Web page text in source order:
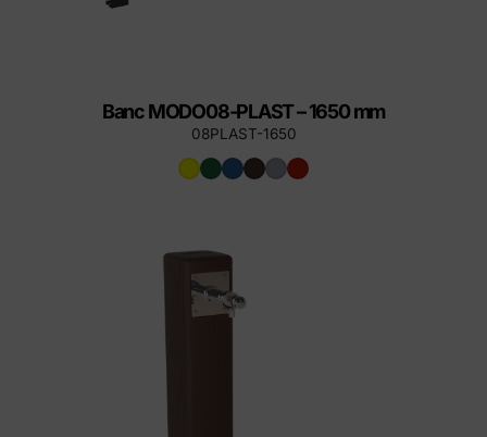
Banc MODO08-PLAST – 1650 mm
08PLAST-1650